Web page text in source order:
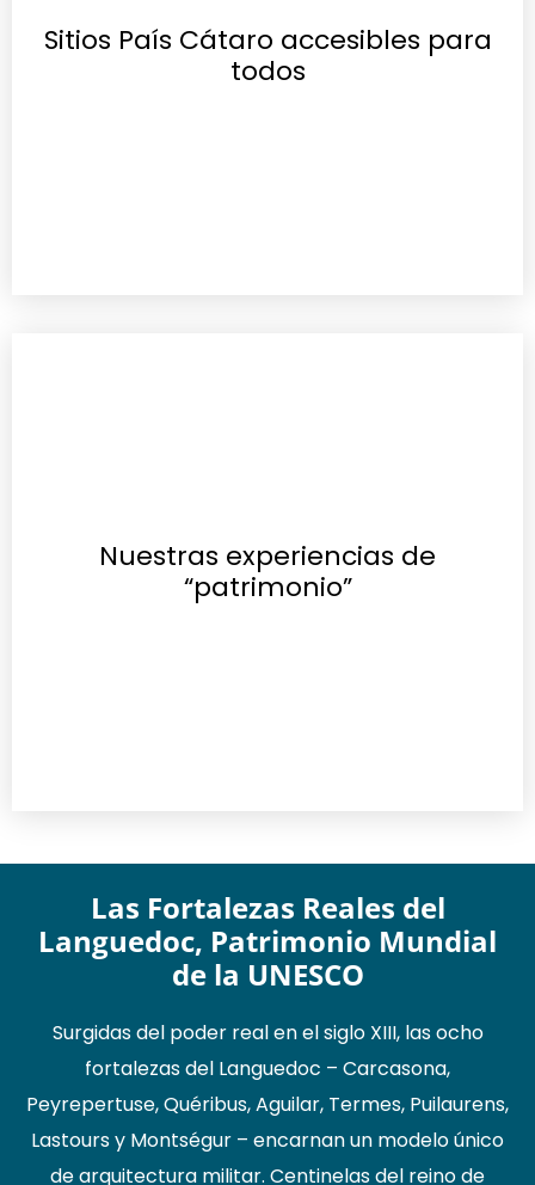
Sitios País Cátaro accesibles para
todos
Nuestras experiencias de
“patrimonio”
Las Fortalezas Reales del
Languedoc, Patrimonio Mundial
de la UNESCO
Surgidas del poder real en el siglo XIII, las ocho
fortalezas del Languedoc – Carcasona,
Peyrepertuse, Quéribus, Aguilar, Termes, Puilaurens,
Lastours y Montségur – encarnan un modelo único
de arquitectura militar. Centinelas del reino de